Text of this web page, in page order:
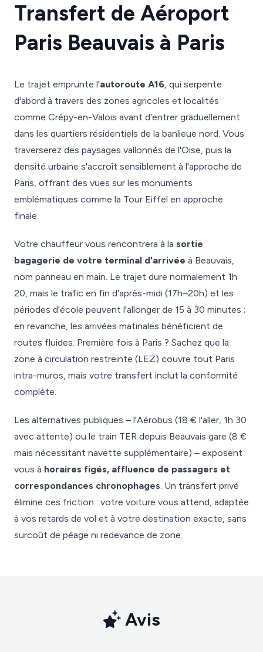
Transfert de Aéroport
Paris Beauvais à Paris
Le trajet emprunte l'autoroute A16, qui serpente
d'abord à travers des zones agricoles et localités
comme Crépy-en-Valois avant d'entrer graduellement
dans les quartiers résidentiels de la banlieue nord. Vous
traverserez des paysages vallonnés de l'Oise, puis la
densité urbaine s'accroît sensiblement à l'approche de
Paris, offrant des vues sur les monuments
emblématiques comme la Tour Eiffel en approche
finale.
Votre chauffeur vous rencontrera à la sortie
bagagerie de votre terminal d'arrivée à Beauvais,
nom panneau en main. Le trajet dure normalement 1h
20, mais le trafic en fin d'après-midi (17h–20h) et les
périodes d'école peuvent l'allonger de 15 à 30 minutes ;
en revanche, les arrivées matinales bénéficient de
routes fluides. Première fois à Paris ? Sachez que la
zone à circulation restreinte (LEZ) couvre tout Paris
intra-muros, mais votre transfert inclut la conformité
complète.
Les alternatives publiques – l'Aérobus (18 € l'aller, 1h 30
avec attente) ou le train TER depuis Beauvais gare (8 €
mais nécessitant navette supplémentaire) – exposent
vous à horaires figés, affluence de passagers et
correspondances chronophages. Un transfert privé
élimine ces friction : votre voiture vous attend, adaptée
à vos retards de vol et à votre destination exacte, sans
surcoût de péage ni redevance de zone.
Avis